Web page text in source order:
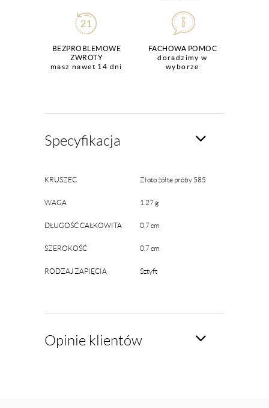
BEZPROBLEMOWE
ZWROTY
masz nawet 14 dni
FACHOWA POMOC
doradzimy w
wyborze
Specyfikacja
KRUSZEC Złoto żółte próby 585
WAGA 1.27 g
DŁUGOŚĆ CAŁKOWITA 0,7 cm
SZEROKOŚĆ 0,7 cm
RODZAJ ZAPIĘCIA Sztyft
Opinie klientów